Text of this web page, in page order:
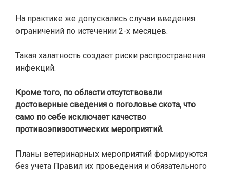
На практике же допускались случаи введения
ограничений по истечении 2-х месяцев.
Такая халатность создает риски распространения
инфекций.
Кроме того, по области отсутствовали
достоверные сведения о поголовье скота, что
само по себе исключает качество
противоэпизоотических мероприятий.
Планы ветеринарных мероприятий формируются
без учета Правил их проведения и обязательного